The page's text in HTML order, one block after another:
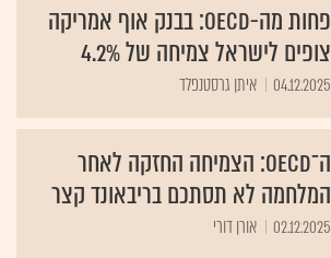
פחות מה-OECD: בבנק אוף אמריקה
צופים לישראל צמיחה של 4.2%
04.12.2025 איתן גרסטנפלד
ה־OECD: הצמיחה החזקה לאחר
המלחמה לא תסתכם בריבאונד קצר
02.12.2025 אורן דורי